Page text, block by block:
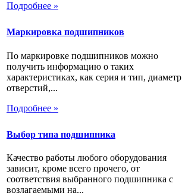
Подробнее »
Маркировка подшипников
По маркировке подшипников можно
получить информацию о таких
характеристиках, как серия и тип, диаметр
отверстий,...
Подробнее »
Выбор типа подшипника
Качество работы любого оборудования
зависит, кроме всего прочего, от
соответствия выбранного подшипника с
возлагаемыми на...